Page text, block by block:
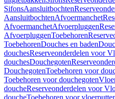
SifonsAansluitbochten
AansluitbochtenAfvoermanchet
AfvoermanchetAfvoerpluggen
AfvoerpluggenToebehoren
ToebehorenDouches en baden
douchesReserveonderdelen voor
douchesDouchegoten
DouchegotenToebehoren voor
Toebehoren voor douchegoten
doucheReserveonderdelen voor
doucheToebehoren voor